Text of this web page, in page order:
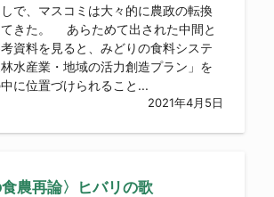
で、マスコミは大々的に農政の転換
てきた。 あらためて出された中間と
資料を見ると、みどりの食料システ
水産業・地域の活力創造プラン」を
に位置づけられること...
2021年4月5日
食農再論〉ヒバリの歌